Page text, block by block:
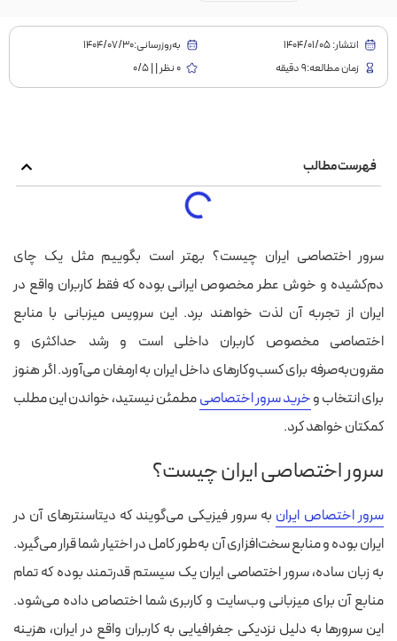
انتشار:1404/01/05
به‌روز‌رسانی:۱۴۰۴/۰۷/۳۰
زمان مطالعه:9 دقیقه
0 نظر | | 0/5
فهرست مطالب
سرور اختصاصی ایران چیست؟ بهتر است بگوییم مثل یک چای
دم‌کشیده و خوش عطر مخصوص ایرانی بوده که فقط کاربران واقع در
ایران از تجربه آن لذت خواهند برد. این سرویس میزبانی با منابع
اختصاصی مخصوص کاربران داخلی است و رشد حداکثری و
مقرون‌به‌صرفه برای کسب‌وکارهای داخل ایران به ارمغان می‌آورد. اگر هنوز
برای انتخاب وخرید سرور اختصاصی‌مطمئن نیستید، خواندن این مطلب
کمکتان خواهد کرد.
سرور اختصاصی ایران چیست؟
سرور اختصاص ایران به سرور فیزیکی می‌گویند که دیتاسنترهای آن در
ایران بوده و منابع سخت‌افزاری آن به‌طور کامل در اختیار شما قرار می‌گیرد.
به زبان ساده، سرور اختصاصی ایران یک سیستم قدرتمند بوده که تمام
منابع آن برای میزبانی وب‌سایت و کاربری شما اختصاص داده می‌شود.
این سرورها به دلیل نزدیکی جغرافیایی به کاربران واقع در ایران، هزینه